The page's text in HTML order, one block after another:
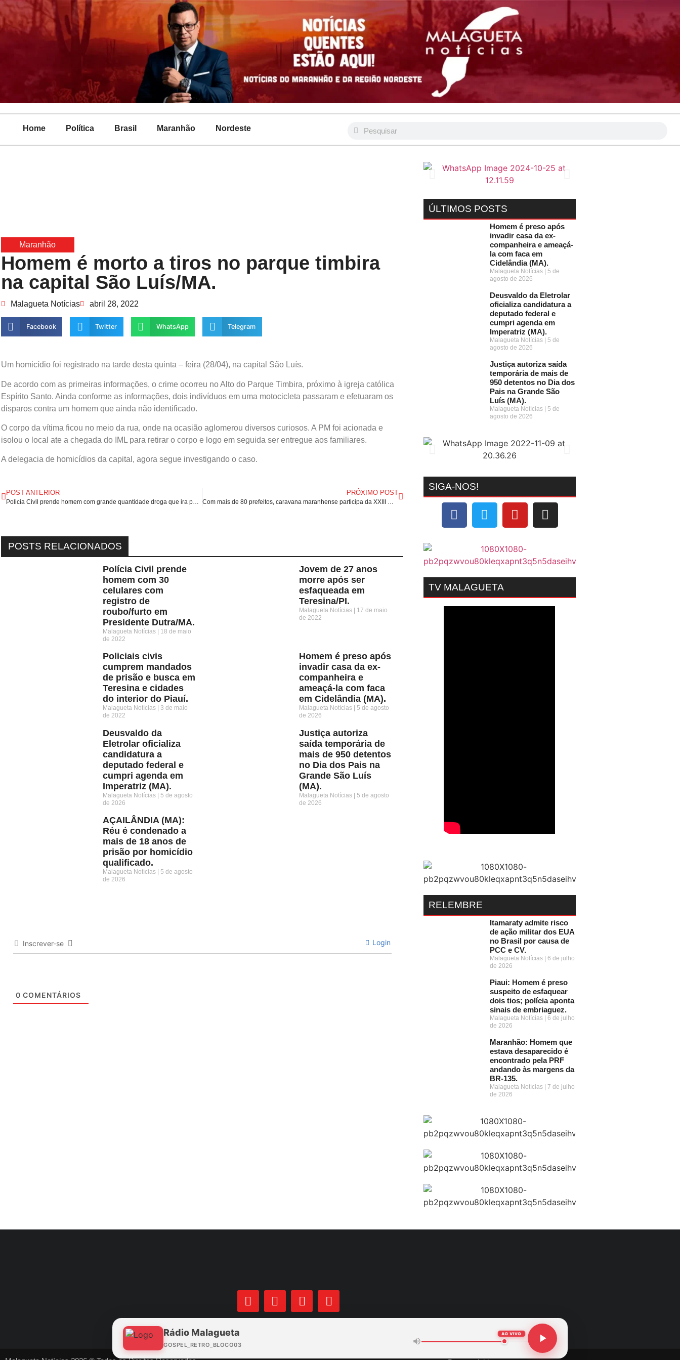
Home Política Brasil Maranhão Nordeste
Maranhão
Homem é morto a tiros no parque timbira
na capital São Luís/MA.
Malagueta Notícias abril 28, 2022
Facebook Twitter WhatsApp Telegram
Um homicídio foi registrado na tarde desta quinta – feira (28/04), na capital São Luís.
De acordo com as primeiras informações, o crime ocorreu no Alto do Parque Timbira, próximo à igreja católica
Espírito Santo. Ainda conforme as informações, dois indivíduos em uma motocicleta passaram e efetuaram os
disparos contra um homem que ainda não identificado.
O corpo da vítima ficou no meio da rua, onde na ocasião aglomerou diversos curiosos. A PM foi acionada e
isolou o local ate a chegada do IML para retirar o corpo e logo em seguida ser entregue aos familiares.
A delegacia de homicídios da capital, agora segue investigando o caso.
POST ANTERIOR PRÓXIMO POST
POSTS RELACIONADOS
Polícia Civil prende
homem com 30
celulares com
registro de
roubo/furto em
Presidente Dutra/MA.
Malagueta Notícias
18 de maio
de 2022
Jovem de 27 anos
morre após ser
esfaqueada em
Teresina/PI.
Malagueta Notícias
17 de maio
de 2022
Policiais civis
cumprem mandados
de prisão e busca em
Teresina e cidades
do interior do Piauí.
Malagueta Notícias
3 de maio
de 2022
Homem é preso após
invadir casa da ex-
companheira e
ameaçá-la com faca
em Cidelândia (MA).
Malagueta Notícias
5 de agosto
de 2026
Deusvaldo da
Eletrolar oficializa
candidatura a
deputado federal e
cumpri agenda em
Imperatriz (MA).
Malagueta Notícias
5 de agosto
de 2026
Justiça autoriza
saída temporária de
mais de 950 detentos
no Dia dos Pais na
Grande São Luís
(MA).
Malagueta Notícias
5 de agosto
de 2026
AÇAILÂNDIA (MA):
Réu é condenado a
mais de 18 anos de
prisão por homicídio
qualificado.
Malagueta Notícias
5 de agosto
de 2026
Inscrever-se Login
0 COMENTÁRIOS
ÚLTIMOS POSTS
Homem é preso após
invadir casa da ex-
companheira e ameaçá-
la com faca em
Cidelândia (MA).
Malagueta Notícias
5 de
agosto de 2026
Deusvaldo da Eletrolar
oficializa candidatura a
deputado federal e
cumpri agenda em
Imperatriz (MA).
Malagueta Notícias
5 de
agosto de 2026
Justiça autoriza saída
temporária de mais de
950 detentos no Dia dos
Pais na Grande São
Luís (MA).
Malagueta Notícias
5 de
agosto de 2026
SIGA-NOS!
TV MALAGUETA
RELEMBRE
Itamaraty admite risco
de ação militar dos EUA
no Brasil por causa de
PCC e CV.
Malagueta Notícias
6 de julho
de 2026
Piaui: Homem é preso
suspeito de esfaquear
dois tios; polícia aponta
sinais de embriaguez.
Malagueta Notícias
6 de julho
de 2026
Maranhão: Homem que
estava desaparecido é
encontrado pela PRF
andando às margens da
BR-135.
Malagueta Notícias
7 de julho
de 2026
Rádio Malagueta
GOSPEL_RETRO_BLOCO03
AO VIVO